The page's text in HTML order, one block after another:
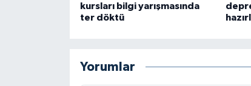
kursları bilgi yarışmasında
ter döktü
Yorumlar